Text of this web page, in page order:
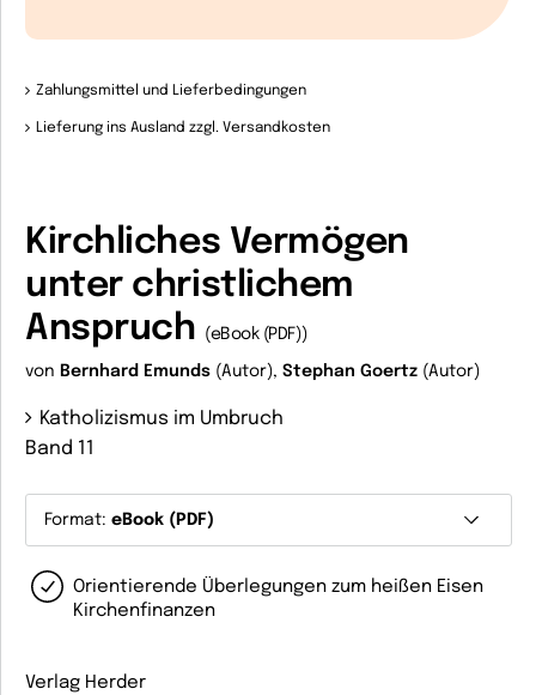
Zahlungsmittel und Lieferbedingungen
Lieferung ins Ausland zzgl. Versandkosten
Kirchliches Vermögen
unter christlichem
Anspruch
(eBook (PDF))
von Bernhard Emunds (Autor), Stephan Goertz (Autor)
Katholizismus im Umbruch
Band 11
Format: eBook (PDF)
Orientierende Überlegungen zum heißen Eisen
Kirchenfinanzen
Verlag Herder